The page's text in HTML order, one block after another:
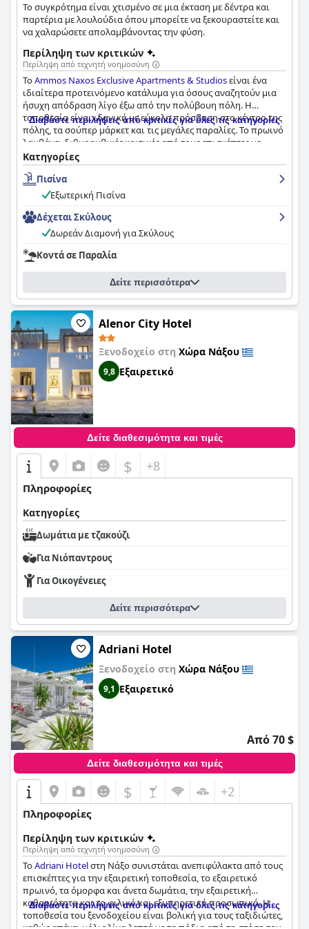
Το συγκρότημα είναι χτισμένο σε μια έκταση με δέντρα και
παρτέρια με λουλούδια όπου μπορείτε να ξεκουραστείτε και
να χαλαρώσετε απολαμβάνοντας την φύση.
Περίληψη των κριτικών
Περίληψη από τεχνητή νοημοσύνη
ΤοAmmos Naxos Exclusive Apartments & Studiosείναι ένα
ιδιαίτερα προτεινόμενο κατάλυμα για όσους αναζητούν μια
ήσυχη απόδραση λίγο έξω από την πολύβουη πόλη. Η
τοποθεσία είναι ιδανική με εύκολη πρόσβαση στο κέντρο της
πόλης, τα σούπερ μάρκετ και τις μεγάλες παραλίες. Το πρωινό
λαμβάνει διθυραμβικές κριτικές από τους επισκέπτες με
πολλούς να το περιγράφουν ως εξαιρετικό, ποικίλο και
νόστιμο. Τα δωμάτια είναι υπέροχα, εντυπωσιακά, καθαρά,
μοντέρνα και μινιμαλιστικά με καθημερινή υπηρεσία
καθαρισμού που ξεπερνά τις προσδοκίες. Το προσωπικό είναι
εξυπηρετικό, φιλικό και προσεκτικό με τον ιδιοκτήτη,
Μιχάλη, να περιγράφεται ως εξαιρετικά ευγενικός και
προσεκτικός στις ανάγκες των επισκεπτών. Η πισίνα και η
αυλή είναι καλαίσθητα σχεδιασμένες και αποτελούν ένα
τέλειο καταφύγιο σε ομορφιά και χαλάρωση. Συνολικά, οι
καθαριότητα, τη συντήρηση και την πρώτης τάξεως φιλοξενία
του καταλύματος.
Διαβάστε περιλήψεις από κριτικές για όλες τις κατηγορίες
Κατηγορίες
Πισίνα
Εξωτερική Πισίνα
Δέχεται Σκύλους
Δωρεάν Διαμονή για Σκύλους
Κοντά σε Παραλία
Δείτε περισσότερα
Alenor City Hotel
Ξενοδοχείο στη Χώρα Νάξου
9,8 Εξαιρετικό
Δείτε διαθεσιμότητα και τιμές
$ +8
Πληροφορίες
Κατηγορίες
Δωμάτια με τζακούζι
Για Νιόπαντρους
Για Οικογένειες
Δείτε περισσότερα
Adriani Hotel
Ξενοδοχείο στη Χώρα Νάξου
9,1 Εξαιρετικό
Από 70 $
Δείτε διαθεσιμότητα και τιμές
$ +2
Πληροφορίες
Περίληψη των κριτικών
Περίληψη από τεχνητή νοημοσύνη
ΤοAdriani Hotelστη Νάξο συνιστάται ανεπιφύλακτα από τους
επισκέπτες για την εξαιρετική τοποθεσία, το εξαιρετικό
πρωινό, τα όμορφα και άνετα δωμάτια, την εξαιρετική
καθαριότητα και το φιλικό και εξυπηρετικό προσωπικό. Η
τοποθεσία του ξενοδοχείου είναι βολική για τους ταξιδιώτες,
Διαβάστε περιλήψεις από κριτικές για όλες τις κατηγορίες